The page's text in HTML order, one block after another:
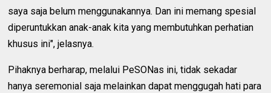
saya saja belum menggunakannya. Dan ini memang spesial
diperuntukkan anak-anak kita yang membutuhkan perhatian
khusus ini", jelasnya.
Pihaknya berharap, melalui PeSONas ini, tidak sekadar
hanya seremonial saja melainkan dapat menggugah hati para